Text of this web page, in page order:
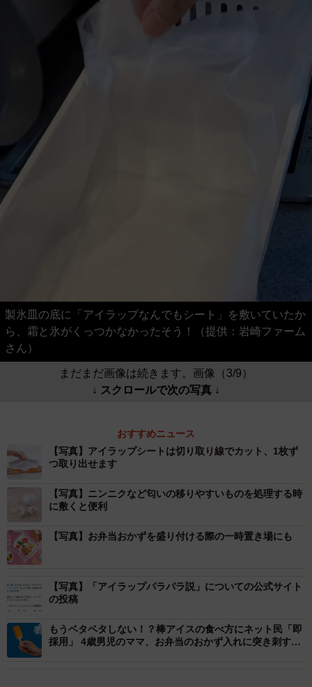
製氷皿の底に「アイラップなんでもシート」を敷いていたか
ら、霜と氷がくっつかなかったそう！（提供：岩崎ファーム
さん）
まだまだ画像は続きます。画像（3/9）
↓ スクロールで次の写真 ↓
おすすめニュース
【写真】アイラップシートは切り取り線でカット、1枚ず
つ取り出せます
【写真】ニンニクなど匂いの移りやすいものを処理する時
に敷くと便利
【写真】お弁当おかずを盛り付ける際の一時置き場にも
【写真】「アイラップパラパラ説」についての公式サイト
の投稿
もうベタベタしない！？棒アイスの食べ方にネット民「即
採用」 4歳男児のママ、お弁当のおかず入れに突き刺すラ